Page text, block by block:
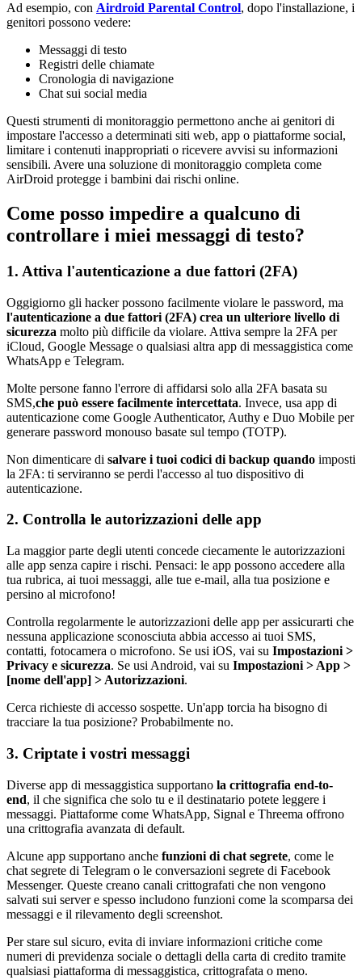
Ad esempio, con Airdroid Parental Control, dopo l'installazione, i
genitori possono vedere:
Messaggi di testo
Registri delle chiamate
Cronologia di navigazione
Chat sui social media
Questi strumenti di monitoraggio permettono anche ai genitori di
impostare l'accesso a determinati siti web, app o piattaforme social,
limitare i contenuti inappropriati o ricevere avvisi su informazioni
sensibili. Avere una soluzione di monitoraggio completa come
AirDroid protegge i bambini dai rischi online.
Come posso impedire a qualcuno di
controllare i miei messaggi di testo?
1. Attiva l'autenticazione a due fattori (2FA)
Oggigiorno gli hacker possono facilmente violare le password, ma
l'autenticazione a due fattori (2FA) crea un ulteriore livello di
sicurezza molto più difficile da violare. Attiva sempre la 2FA per
iCloud, Google Message o qualsiasi altra app di messaggistica come
WhatsApp e Telegram.
Molte persone fanno l'errore di affidarsi solo alla 2FA basata su
SMS,che può essere facilmente intercettata. Invece, usa app di
autenticazione come Google Authenticator, Authy e Duo Mobile per
generare password monouso basate sul tempo (TOTP).
Non dimenticare di salvare i tuoi codici di backup quando imposti
la 2FA: ti serviranno se perdi l'accesso al tuo dispositivo di
autenticazione.
2. Controlla le autorizzazioni delle app
La maggior parte degli utenti concede ciecamente le autorizzazioni
alle app senza capire i rischi. Pensaci: le app possono accedere alla
tua rubrica, ai tuoi messaggi, alle tue e-mail, alla tua posizione e
persino al microfono!
Controlla regolarmente le autorizzazioni delle app per assicurarti che
nessuna applicazione sconosciuta abbia accesso ai tuoi SMS,
contatti, fotocamera o microfono. Se usi iOS, vai su Impostazioni >
Privacy e sicurezza. Se usi Android, vai su Impostazioni > App >
[nome dell'app] > Autorizzazioni.
Cerca richieste di accesso sospette. Un'app torcia ha bisogno di
tracciare la tua posizione? Probabilmente no.
3. Criptate i vostri messaggi
Diverse app di messaggistica supportano la crittografia end-to-
end, il che significa che solo tu e il destinatario potete leggere i
messaggi. Piattaforme come WhatsApp, Signal e Threema offrono
una crittografia avanzata di default.
Alcune app supportano anche funzioni di chat segrete, come le
chat segrete di Telegram o le conversazioni segrete di Facebook
Messenger. Queste creano canali crittografati che non vengono
salvati sui server e spesso includono funzioni come la scomparsa dei
messaggi e il rilevamento degli screenshot.
Per stare sul sicuro, evita di inviare informazioni critiche come
numeri di previdenza sociale o dettagli della carta di credito tramite
qualsiasi piattaforma di messaggistica, crittografata o meno.